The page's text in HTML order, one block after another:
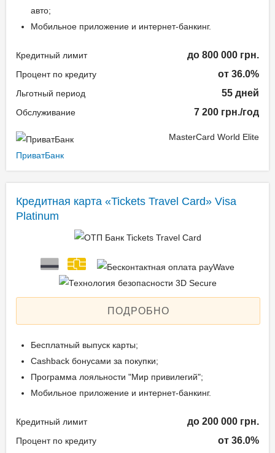
авто;
Мобильное приложение и интернет-банкинг.
Кредитный лимит до 800 000 грн.
Процент по кредиту от 36.0%
Льготный период 55 дней
Обслуживание 7 200 грн./год
ПриватБанк
MasterCard World Elite
Кредитная карта «Tickets Travel Card» Visa
Platinum
ПОДРОБНО
Бесплатный выпуск карты;
Cashback бонусами за покупки;
Программа лояльности "Мир привилегий";
Мобильное приложение и интернет-банкинг.
Кредитный лимит до 200 000 грн.
Процент по кредиту от 36.0%